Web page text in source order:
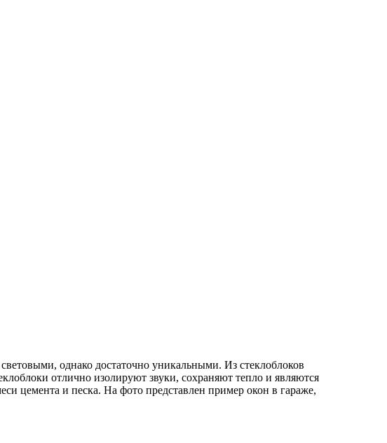
однако достаточно уникальными. Из стеклоблоков
отлично изолируют звуки, сохраняют тепло и являются
цемента и песка. На фото представлен пример окон в гараже,